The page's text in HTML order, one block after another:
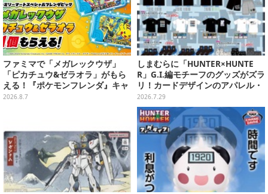
ファミマで「メガレックウザ」
「ピカチュウ&ゼラオラ」がもら
える！『ポケモンフレンダ』キャ
ンペーンが8月11日開始
2026.8.7
しまむらに「HUNTER×HUNTE
R」G.I.編モチーフのグッズがズラ
リ！カードデザインのアパレル・
雑貨、ゴレイヌの「オレが3人分
になる…」も
2026.7.29